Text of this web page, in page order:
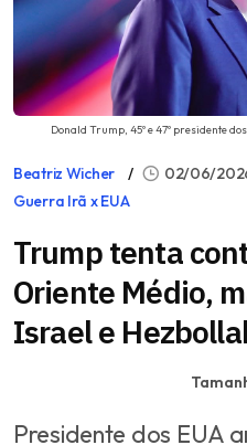
Donald Trump, 45º e 47º presidente
Beatriz Wicher 02/06/
Guerra Irã x EUA
Trump tenta
Oriente Médio,
Israel e
Presidente dos EUA